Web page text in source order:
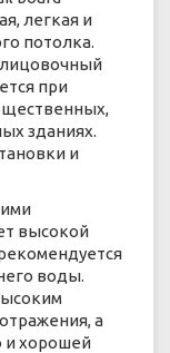
легкая и
потолка.
при
зданиях.
и
высокой
воды.
а
и хорошей